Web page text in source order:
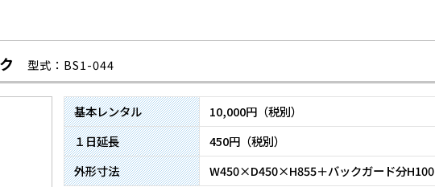
型式：BS1-044
基本レンタル
10,000円（税別）
１日延長
450円（税別）
外形寸法
W450×D450×H855＋バックガード分H100